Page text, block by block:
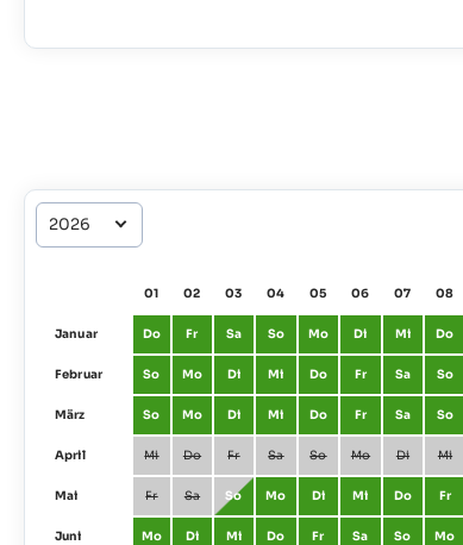
01 02 03 04 05 06 07 08
Januar Do Fr Sa So Mo Di Mi Do
Februar So Mo Di Mi Do Fr Sa So
März So Mo Di Mi Do Fr Sa So
April Mi Do Fr Sa So Mo Di Mi
Mai Fr Sa So Mo Di Mi Do Fr
Juni Mo Di Mi Do Fr Sa So Mo